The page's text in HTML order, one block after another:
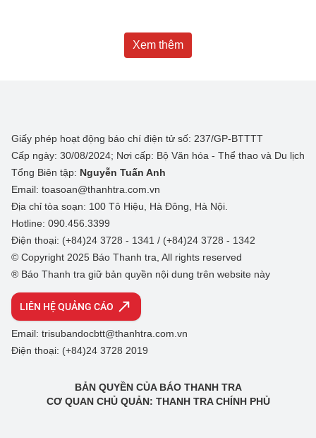
Xem thêm
Giấy phép hoạt động báo chí điện tử số: 237/GP-BTTTT
Cấp ngày: 30/08/2024; Nơi cấp: Bộ Văn hóa - Thể thao và Du lịch
Tổng Biên tập: Nguyễn Tuấn Anh
Email: toasoan@thanhtra.com.vn
Địa chỉ tòa soạn: 100 Tô Hiệu, Hà Đông, Hà Nội.
Hotline: 090.456.3399
Điện thoại: (+84)24 3728 - 1341 / (+84)24 3728 - 1342
© Copyright 2025 Báo Thanh tra, All rights reserved
® Báo Thanh tra giữ bản quyền nội dung trên website này
LIÊN HỆ QUẢNG CÁO
Email: trisubandocbtt@thanhtra.com.vn
Điện thoại: (+84)24 3728 2019
BẢN QUYỀN CỦA BÁO THANH TRA
CƠ QUAN CHỦ QUẢN: THANH TRA CHÍNH PHỦ